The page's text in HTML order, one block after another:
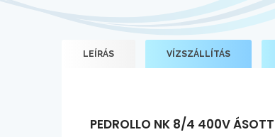
LEÍRÁS VÍZSZÁLLÍTÁS
PEDROLLO NK 8/4 400V